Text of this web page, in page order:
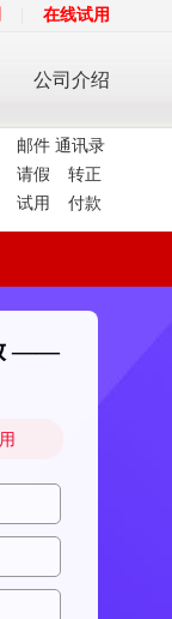
在线试用
公司介绍
邮件 通讯录
请假
转正
试用 付款